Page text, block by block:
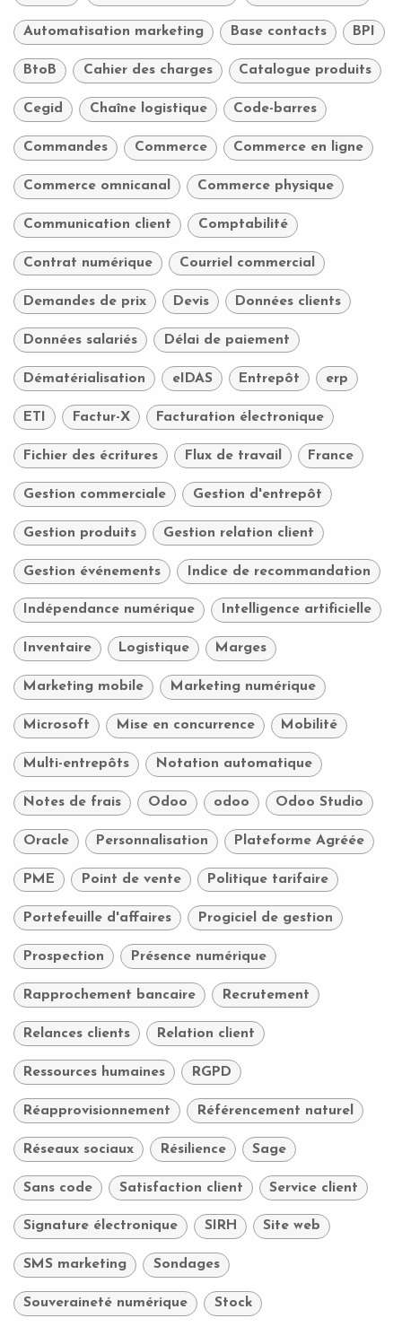
Automatisation marketing Base contacts BPI
BtoB Cahier des charges Catalogue produits
Cegid Chaîne logistique Code-barres
Commandes Commerce Commerce en ligne
Commerce omnicanal Commerce physique
Communication client Comptabilité
Contrat numérique Courriel commercial
Demandes de prix Devis Données clients
Données salariés Délai de paiement
Dématérialisation eIDAS Entrepôt erp
ETI Factur-X Facturation électronique
Fichier des écritures Flux de travail France
Gestion commerciale Gestion d'entrepôt
Gestion produits Gestion relation client
Gestion événements Indice de recommandation
Indépendance numérique Intelligence artificielle
Inventaire Logistique Marges
Marketing mobile Marketing numérique
Microsoft Mise en concurrence Mobilité
Multi-entrepôts Notation automatique
Notes de frais Odoo odoo Odoo Studio
Oracle Personnalisation Plateforme Agréée
PME Point de vente Politique tarifaire
Portefeuille d'affaires Progiciel de gestion
Prospection Présence numérique
Rapprochement bancaire Recrutement
Relances clients Relation client
Ressources humaines RGPD
Réapprovisionnement Référencement naturel
Réseaux sociaux Résilience Sage
Sans code Satisfaction client Service client
Signature électronique SIRH Site web
SMS marketing Sondages
Souveraineté numérique Stock